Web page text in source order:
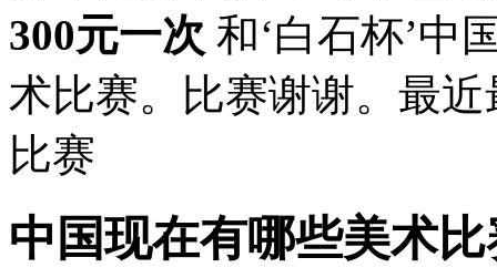
300元一次 和‘白石杯’中
术比赛。比赛谢谢。最
比赛
中国现在有哪些美术